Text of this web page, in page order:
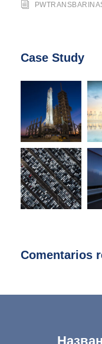
Case Study
Comentarios